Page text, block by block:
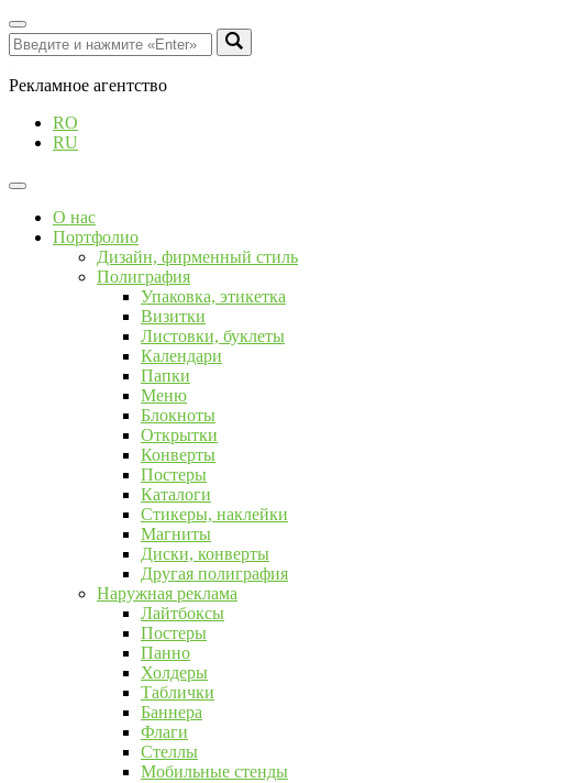
Рекламное агентство
RO
RU
О нас
Портфолио
Дизайн, фирменный стиль
Полиграфия
Упаковка, этикетка
Визитки
Листовки, буклеты
Календари
Папки
Меню
Блокноты
Открытки
Конверты
Постеры
Каталоги
Стикеры, наклейки
Магниты
Диски, конверты
Другая полиграфия
Наружная реклама
Лайтбоксы
Постеры
Панно
Холдеры
Таблички
Баннера
Флаги
Стеллы
Мобильные стенды